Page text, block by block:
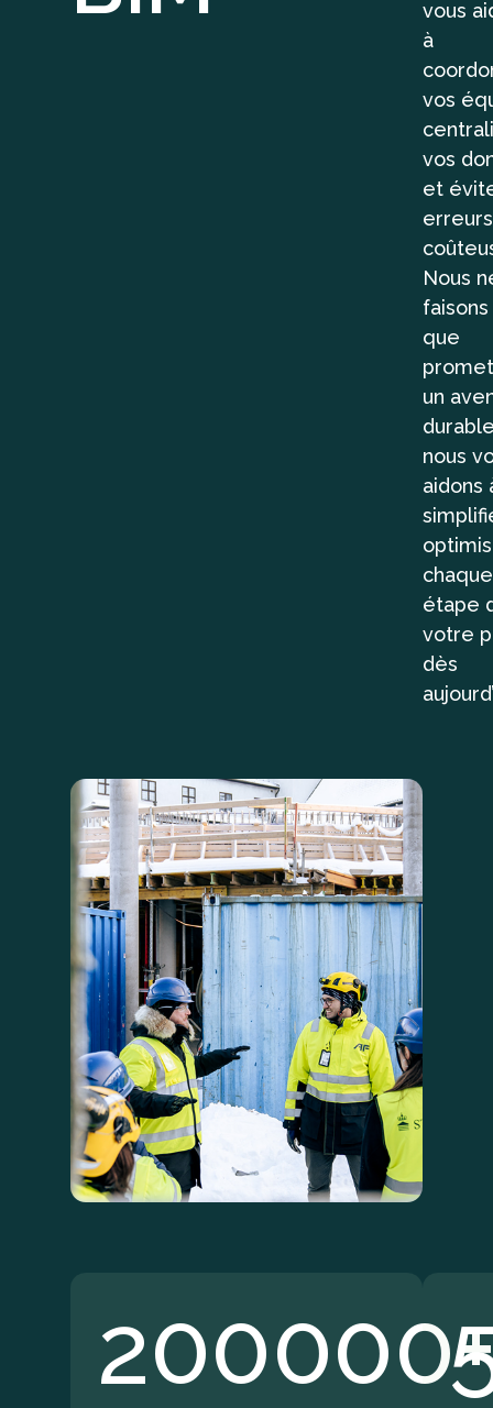
vous
à
vos
vos
et
erreurs
Nous
faisons
que
un
nous
aidons
chaque
étape
votre
dès